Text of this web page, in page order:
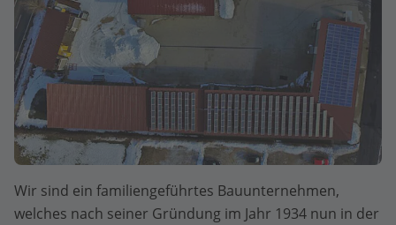
Wir sind ein familiengeführtes Bauunternehmen,
welches nach seiner Gründung im Jahr 1934 nun in der